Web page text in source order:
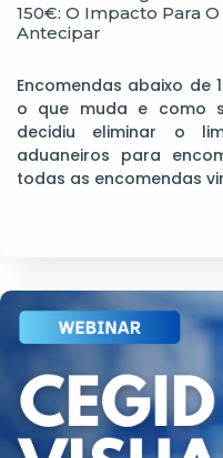
150€: O Impacto Para
Antecipar
Encomendas abaixo de
o que muda e como
decidiu eliminar o
aduaneiros para
todas as encomendas